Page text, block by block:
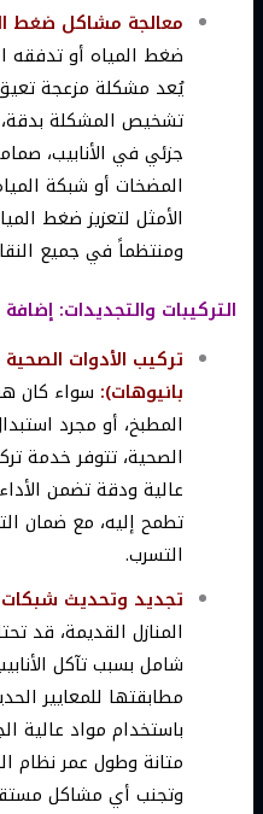
معالجة مشاكل ضغط
ضغط المياه أو تدفقه
يُعد مشكلة مزعجة
تشخيص المشكلة بدقة،
جزئي في الأنابيب،
المضخات أو شبكة
الأمثل لتعزيز ضغط
ومنتظماً في جميع
التركيبات والتجديدات:
تركيب الأدوات
بانيوهات): سواء كان
المطبخ، أو مجرد
الصحية، تتوفر خدمة
عالية ودقة تضمن
تطمح إليه، مع ضمان
التسرب.
تجديد وتحديث
المنازل القديمة، قد
شامل بسبب تآكل
مطابقتها للمعايير
باستخدام مواد عالية
متانة وطول عمر نظام
وتجنب أي مشاكل